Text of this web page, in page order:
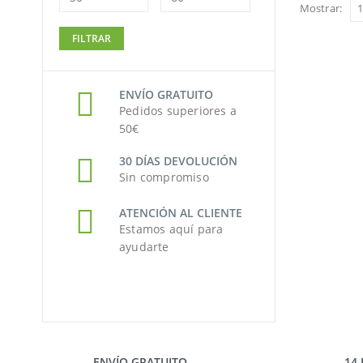
Mostrar:
mínimo
máximo
FILTRAR
ENVÍO GRATUITO
Pedidos superiores a
50€
30 DÍAS DEVOLUCIÓN
Sin compromiso
ATENCIÓN AL CLIENTE
Estamos aquí para
ayudarte